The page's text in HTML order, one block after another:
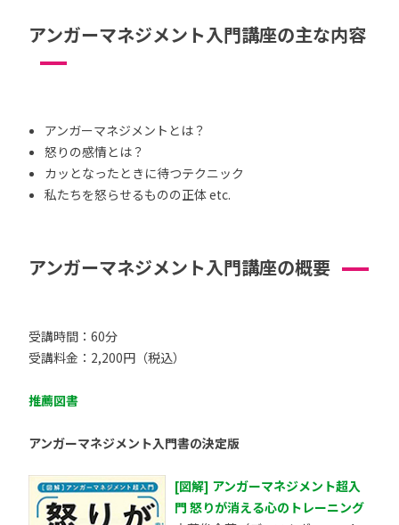
アンガーマネジメント入門講座の主な内容
アンガーマネジメントとは？
怒りの感情とは？
カッとなったときに待つテクニック
私たちを怒らせるものの正体 etc.
アンガーマネジメント入門講座の概要
受講時間：60分
受講料金：2,200円（税込）
推薦図書
アンガーマネジメント入門書の決定版
[図解] アンガーマネジメント超入
門 怒りが消える心のトレーニング